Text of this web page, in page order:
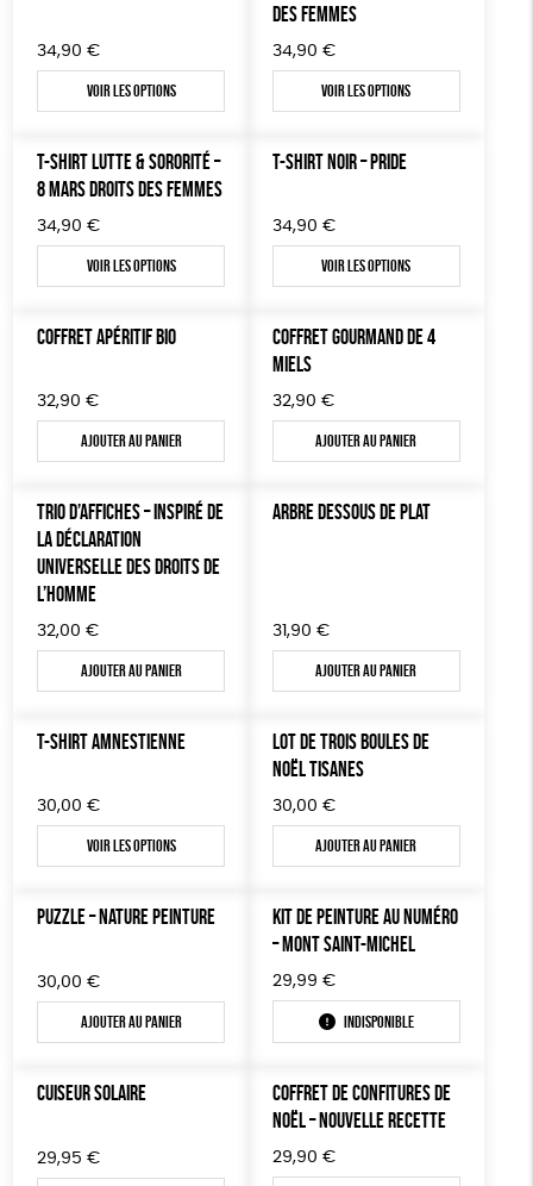
34,90 €
Voir les options
DES FEMMES
34,90 €
Voir les options
T-SHIRT LUTTE & SORORITÉ –
8 MARS DROITS DES FEMMES
34,90 €
Voir les options
T-SHIRT NOIR – PRIDE
34,90 €
Voir les options
COFFRET APÉRITIF BIO
32,90 €
Ajouter au panier
COFFRET GOURMAND DE 4
MIELS
32,90 €
Ajouter au panier
TRIO D’AFFICHES – INSPIRÉ DE
LA DÉCLARATION
UNIVERSELLE DES DROITS DE
L’HOMME
32,00 €
Ajouter au panier
ARBRE DESSOUS DE PLAT
31,90 €
Ajouter au panier
T-SHIRT AMNESTIENNE
30,00 €
Voir les options
LOT DE TROIS BOULES DE
NOËL TISANES
30,00 €
Ajouter au panier
PUZZLE – NATURE PEINTURE
30,00 €
Ajouter au panier
KIT DE PEINTURE AU NUMÉRO
– MONT SAINT-MICHEL
29,99 €
Indisponible
CUISEUR SOLAIRE
29,95 €
COFFRET DE CONFITURES DE
NOËL – NOUVELLE RECETTE
29,90 €